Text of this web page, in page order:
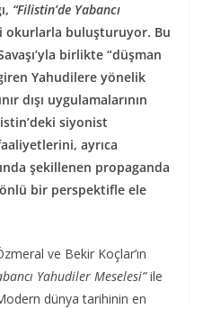
“Filistin’de Yabancı
okurlarla buluşturuyor. Bu
birlikte “düşman
Yahudilere yönelik
dışı uygulamalarının
siyonist
ayrıca
şekillenen propaganda
bir perspektifle ele
ve Bekir Koçlar’ın
Yahudiler Meselesi”ile
dünya tarihinin en